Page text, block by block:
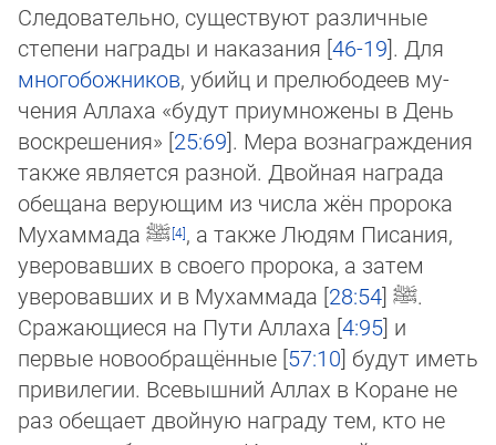
Следовательно, существуют различные
степени награды и наказания [46-19]. Для
многобожников, убийц и прелюбодеев му­
чения Аллаха «будут приумножены в День
воскрешения» [25:69]. Мера вознаграждения
также является разной. Двойная наг­ра­да
обещана верующим из числа жён пророка
Мухаммада ﷺ , а также Людям Писания,
уверовавших в своего про­ро­ка, а затем
уверовавших и в Мухаммада
ﷺ [
28:54
].
Сражающиеся на Пути Аллаха [4:95] и
первые новообращённые [57:10] будут иметь
привилегии. Всевышний Аллах в Коране не
раз обещает двойную награду тем, кто не